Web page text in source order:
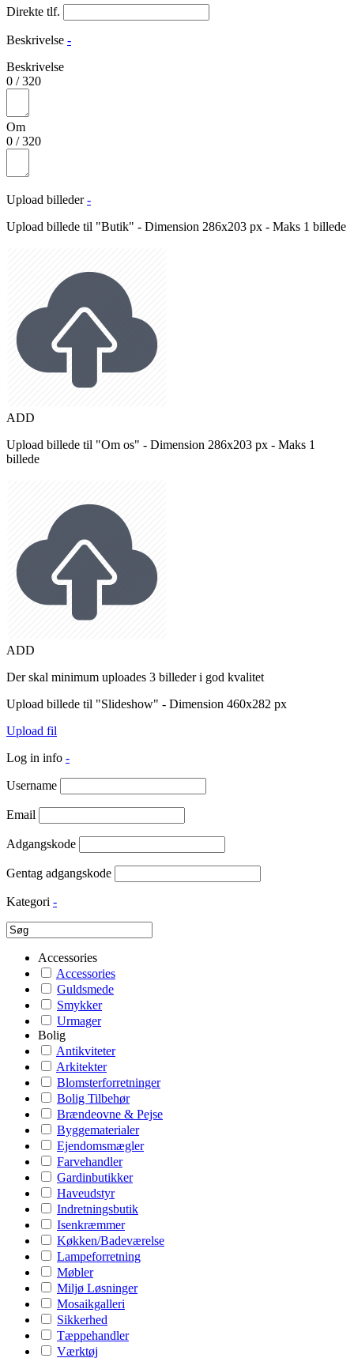
Direkte tlf.
Beskrivelse -
Beskrivelse
0 /320
Om
0 /320
Upload billeder -
Upload billede til "Butik" - Dimension 286x203 px - Maks 1 billede
ADD
Upload billede til "Om os" - Dimension 286x203 px - Maks 1
billede
ADD
Der skal minimum uploades 3 billeder i god kvalitet
Upload billede til "Slideshow" - Dimension 460x282 px
Upload fil
Log in info -
Username
Email
Adgangskode
Gentag adgangskode
Kategori -
Accessories
Accessories
Guldsmede
Smykker
Urmager
Bolig
Antikviteter
Arkitekter
Blomsterforretninger
Bolig Tilbehør
Brændeovne & Pejse
Byggematerialer
Ejendomsmægler
Farvehandler
Gardinbutikker
Haveudstyr
Indretningsbutik
Isenkræmmer
Køkken/Badeværelse
Lampeforretning
Møbler
Miljø Løsninger
Mosaikgalleri
Sikkerhed
Tæppehandler
Værktøj